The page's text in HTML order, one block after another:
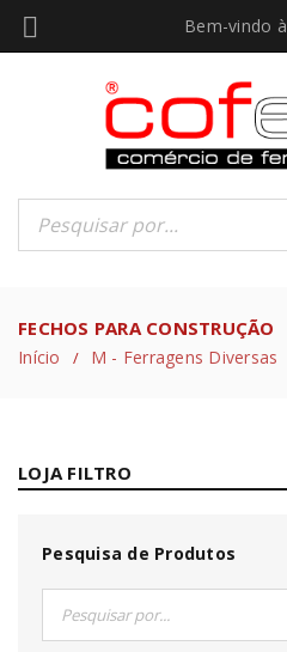
Bem-vindo à
FECHOS PARA CONSTRUÇÃO
Início / M - Ferragens Diversas
LOJA FILTRO
Pesquisa de Produtos